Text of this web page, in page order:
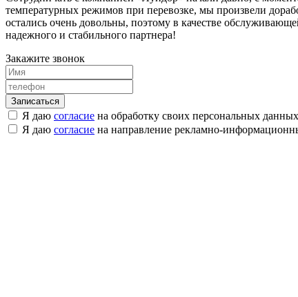
температурных режимов при перевозке, мы произвели
остались очень довольны, поэтому в качестве
надежного и стабильного партнера!
Закажите звонок
Я даю согласие на обработку своих персональных данных
Я даю согласие на направление рекламно-